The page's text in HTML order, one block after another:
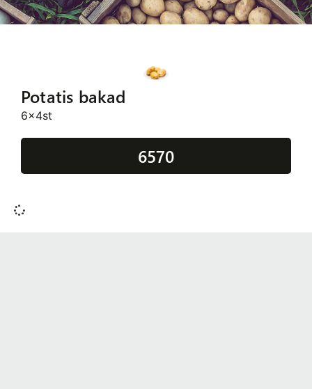
Potatis bakad
6x4st
6570